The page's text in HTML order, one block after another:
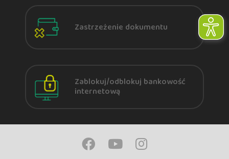
Zastrzeżenie dokumentu
Zablokuj/odblokuj bankowość
internetową